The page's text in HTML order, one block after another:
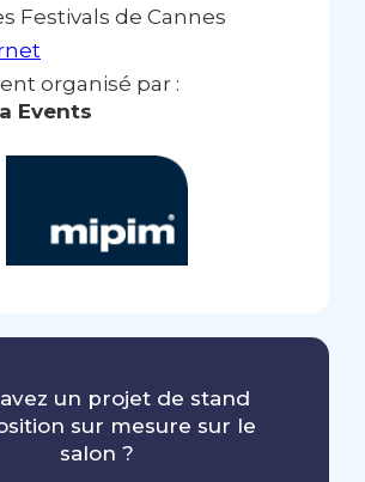
Festivals de Cannes
organisé par :
Events
un projet de stand
sur mesure sur le
salon ?